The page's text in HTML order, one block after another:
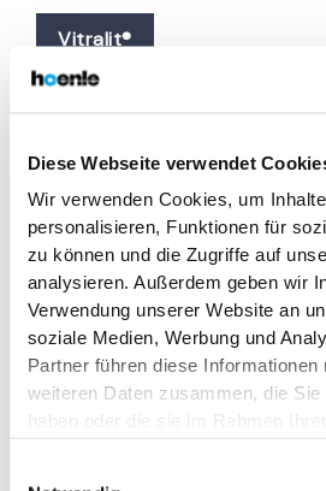
Diese Webseite verwendet
Wir verwenden Cookies, um
personalisieren, Funktionen für
zu können und die Zugriffe auf
analysieren. Außerdem geben wir
Verwendung unserer Website an
soziale Medien, Werbung und
Partner führen diese
weiteren Daten zusammen, die
haben oder die sie im Rahmen
Endnutzers wird auf US-Servern
Vitralit®